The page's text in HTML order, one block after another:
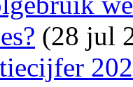
(28 jul